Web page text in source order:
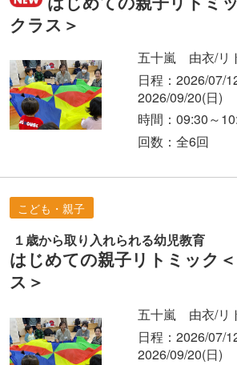
クラス＞
五十嵐 由衣/リ
日程：2026/07/
2026/09/20(日)
時間：09:30～
回数：全6回
こども・親子
１歳から取り入れられる幼児教育
はじめての親子リトミック
ス＞
五十嵐 由衣/リ
日程：2026/07/
2026/09/20(日)